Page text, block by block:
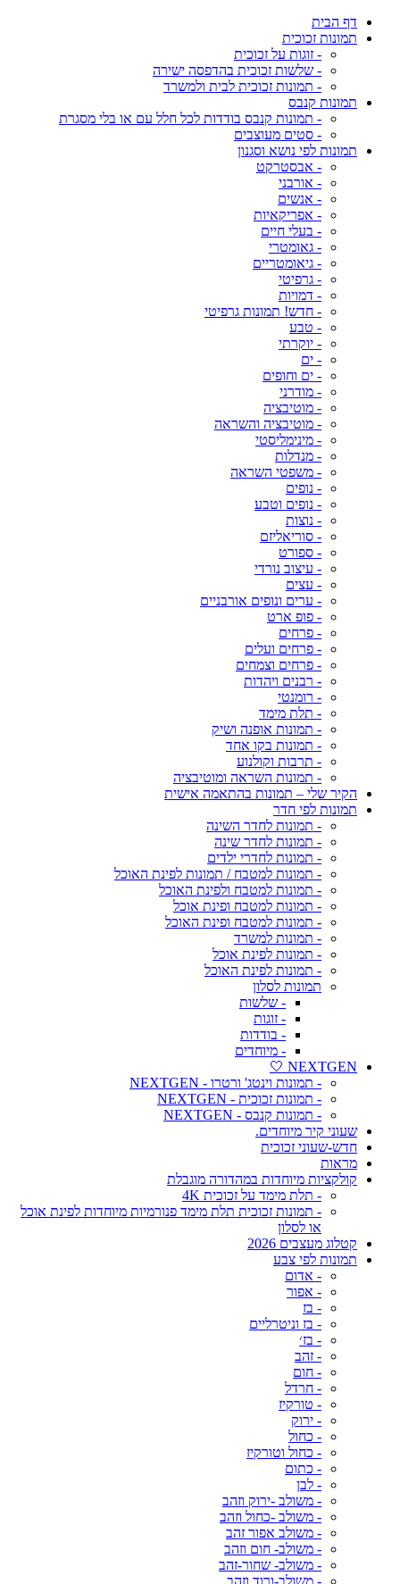
דף הבית
תמונות זכוכית
- זוגות על זכוכית
- שלשות זכוכית בהדפסה ישירה
- תמונות זכוכית לבית ולמשרד
תמונות קנבס
- תמונות קנבס בודדות לכל חלל עם או בלי מסגרת
- סטים מעוצבים
תמונות לפי נושא וסגנון
- אבסטרקט
- אורבני
- אנשים
- אפריקאיות
- בעלי חיים
- גאומטרי
- גיאומטריים
- גרפיטי
- דמויות
- חדש! תמונות גרפיטי
- טבע
- יוקרתי
- ים
- ים וחופים
- מודרני
- מוטיבציה
- מוטיבציה והשראה
- מינימליסטי
- מנדלות
- משפטי השראה
- נופים
- נופים וטבע
- נוצות
- סוריאליזם
- ספורט
- עיצוב נורדי
- עצים
- ערים ונופים אורבניים
- פופ ארט
- פרחים
- פרחים ועלים
- פרחים וצמחים
- רבנים ויהדות
- רומנטי
- תלת מימד
- תמונות אופנה ושיק
- תמונות בקו אחד
- תרבות וקולנוע
- תמונות השראה ומוטיבציה
הקיר שלי – תמונות בהתאמה אישית
תמונות לפי חדר
- תמונות לחדר השינה
- תמונות לחדר שינה
- תמונות לחדרי ילדים
- תמונות למטבח / תמונות לפינת האוכל
- תמונות למטבח ולפינת האוכל
- תמונות למטבח ופינת אוכל
- תמונות למטבח ופינת האוכל
- תמונות למשרד
- תמונות לפינת אוכל
- תמונות לפינת האוכל
תמונות לסלון
- שלשות
- זוגות
- בודדות
- מיוחדים
NEXTGEN 🤍
- תמונות וינטג' ורטרו - NEXTGEN
- תמונות זכוכית - NEXTGEN
- תמונות קנבס - NEXTGEN
שעוני קיר מיוחדים.
חדש-שעוני זכוכית
מראות
קולקציות מיוחדות במהדורה מוגבלת
- תלת מימד על זכוכית 4K
- תמונות זכוכית תלת מימד פנורמיות מיוחדות לפינת אוכל
או לסלון
קטלוג מעצבים 2026
תמונות לפי צבע
- אדום
- אפור
- בז
- בז וניטרליים
- בז׳
- זהב
- חום
- חרדל
- טורקיז
- ירוק
- כחול
- כחול וטורקיז
- כתום
- לבן
- משולב -ירוק וזהב
- משולב -כחול וזהב
- משולב אפור זהב
- משולב- חום וזהב
- משולב- שחור-זהב
- משולב-ורוד וזהב